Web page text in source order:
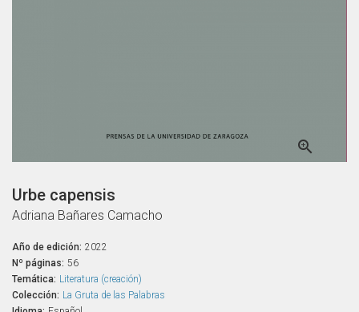

Urbe capensis
Adriana Bañares Camacho
Año de edición: 2022
Nº páginas: 56
Temática: Literatura (creación)
Colección: La Gruta de las Palabras